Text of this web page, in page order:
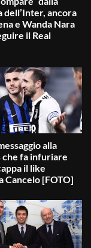
dell’Inter, ancora
e Wanda Nara
il Real
alla
che fa infuriare
il like
Cancelo [FOTO]